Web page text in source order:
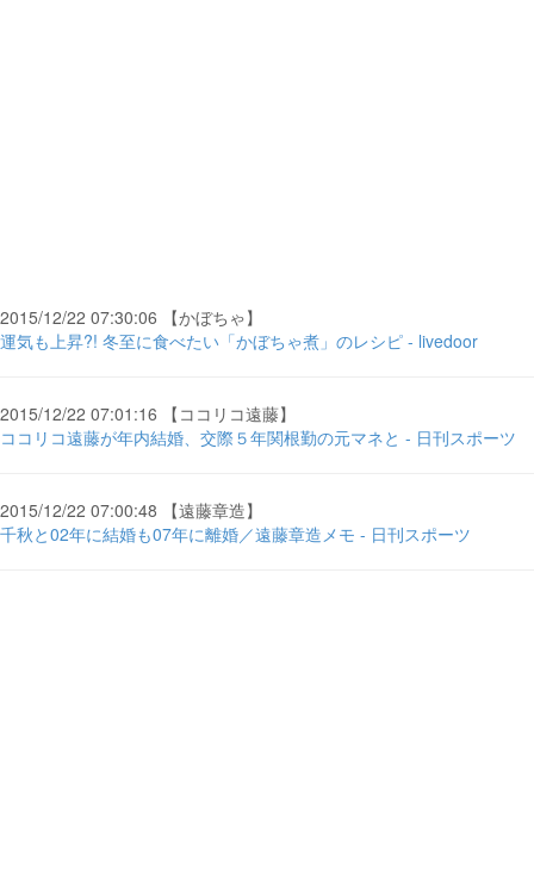
2015/12/22 07:30:06 【かぼちゃ】
運気も上昇?! 冬至に食べたい「かぼちゃ煮」のレシピ - livedoor
2015/12/22 07:01:16 【ココリコ遠藤】
ココリコ遠藤が年内結婚、交際５年関根勤の元マネと - 日刊スポーツ
2015/12/22 07:00:48 【遠藤章造】
千秋と02年に結婚も07年に離婚／遠藤章造メモ - 日刊スポーツ